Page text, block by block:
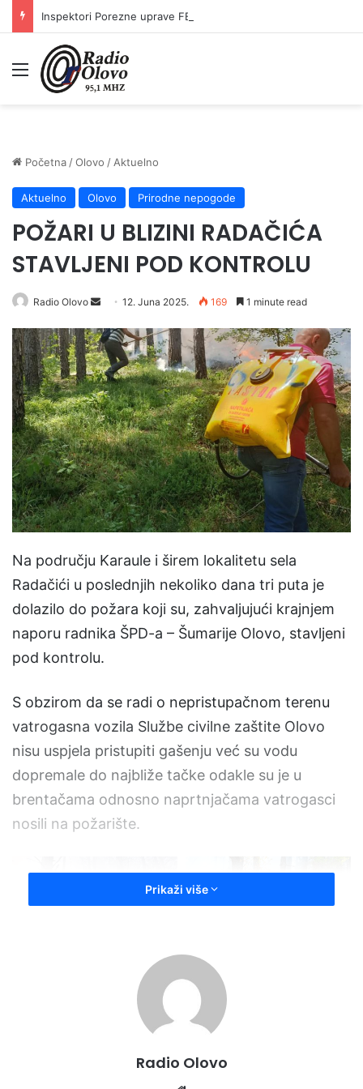
Meni
Početna /Olovo / Aktuelno
Aktuelno Olovo Prirodne nepogode
POŽARI U BLIZINI RADAČIĆA
STAVLJENI POD KONTROLU
Radio Olovo
n
d
a
n
e
m
a
i
l
12. Juna 2025. 169 1 minute read
Na području Karaule i širem lokalitetu sela
Radačići u poslednjih nekoliko dana tri puta je
dolazilo do požara koji su, zahvaljujući krajnjem
naporu radnika ŠPD-a – Šumarije Olovo, stavljeni
pod kontrolu.
S obzirom da se radi o nepristupačnom terenu
vatrogasna vozila Službe civilne zaštite Olovo
nisu uspjela pristupiti gašenju već su vodu
dopremale do najbliže tačke odakle su je u
brentačama odnosno naprtnjačama vatrogasci
nosili na požarište.
Prikaži više
Radio Olovo